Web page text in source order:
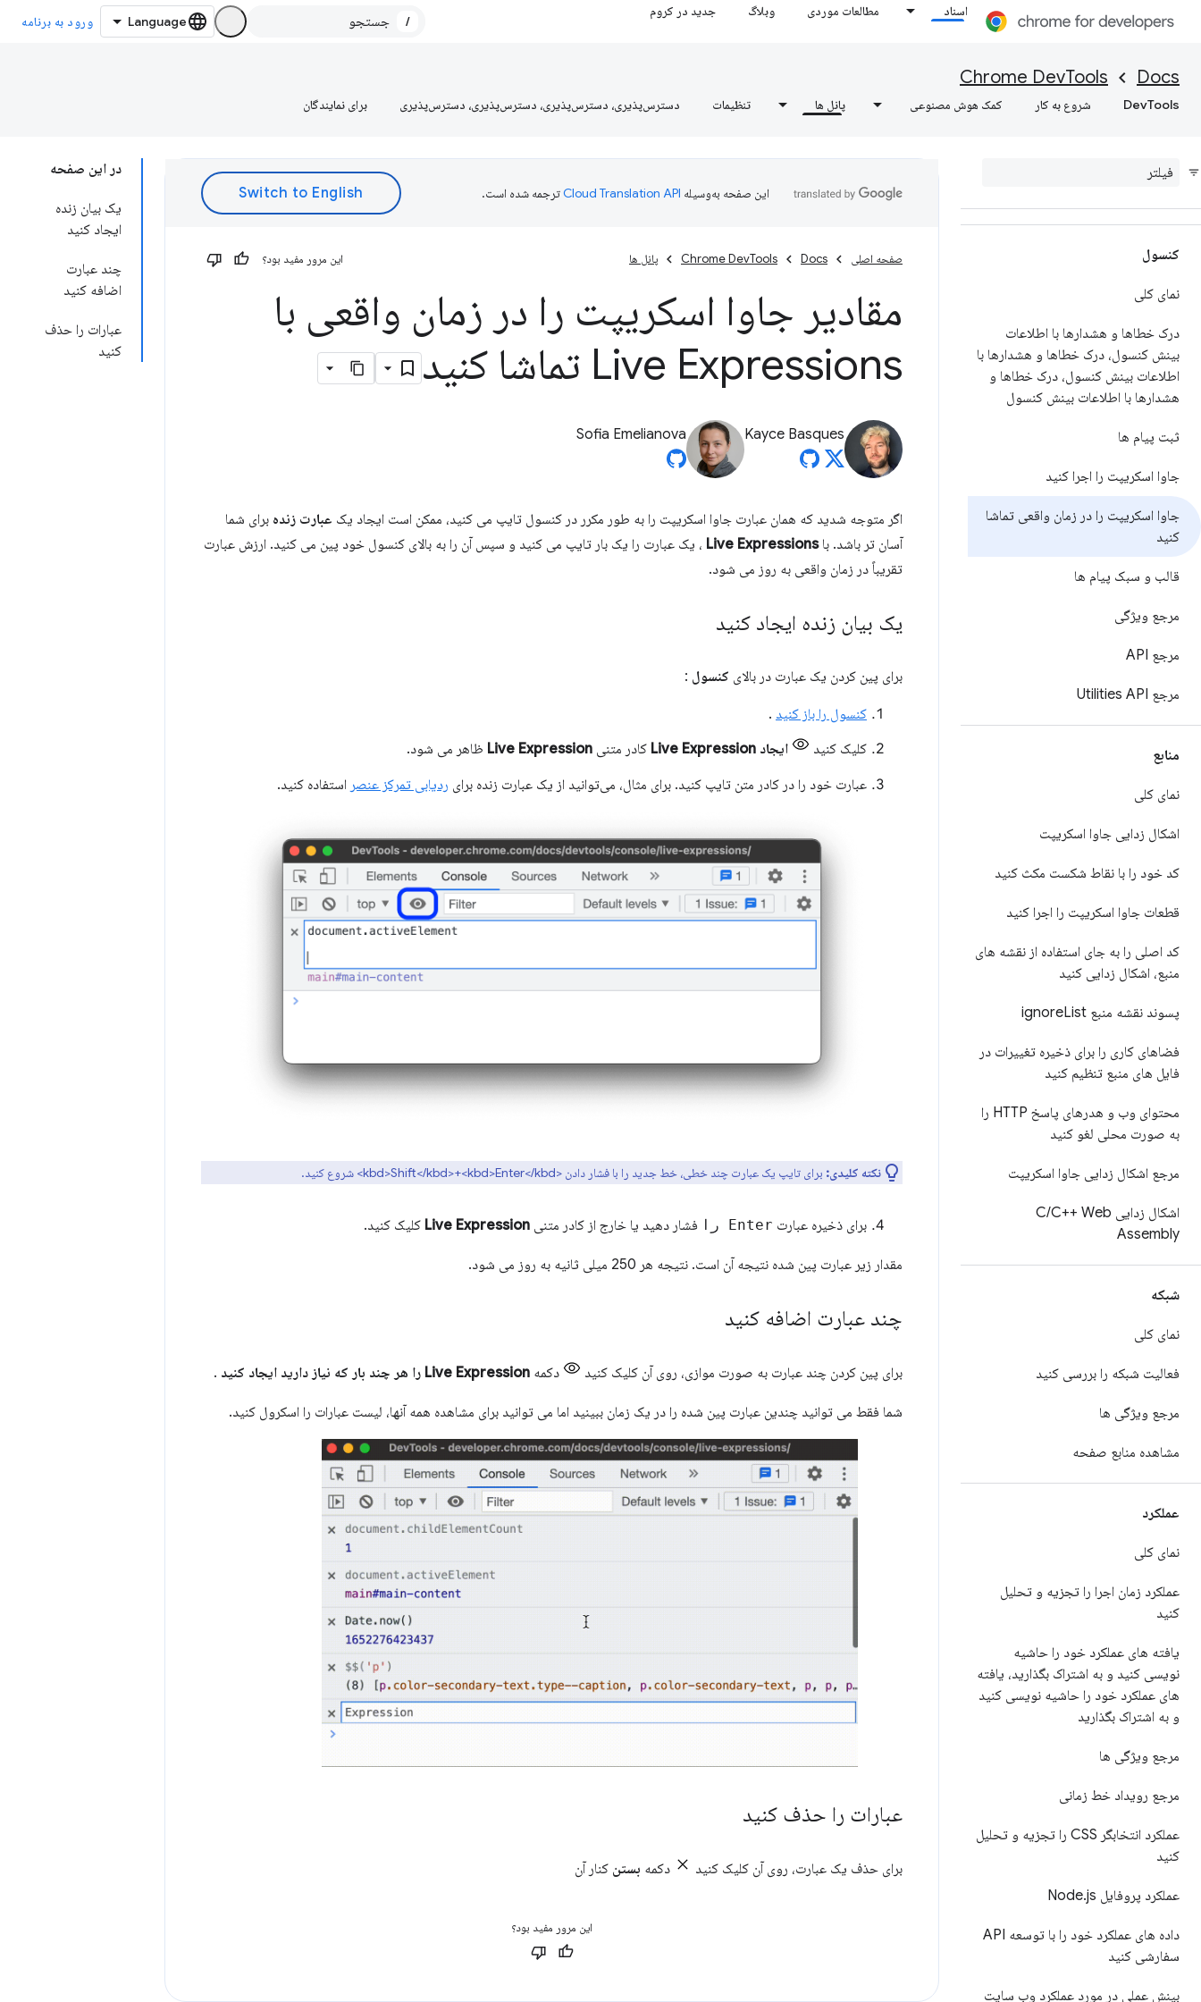
اسناد مطالعات موردی وبلاگ جدید در کروم
/ ورود به برنامه
Docs
Chrome DevTools
DevTools شروع به کار کمک هوش مصنوعی پانل ها تنظیمات دسترس‌پذیری، دسترس‌پذیری، دسترس‌پذیری، دسترس‌پذیری برای نمایندگان
عناصر
کنسول
نمای کلی
درک خطاها و هشدارها با اطلاعات
بینش کنسول، درک خطاها و هشدارها با
اطلاعات بینش کنسول، درک خطاها و
هشدارها با اطلاعات بینش کنسول
ثبت پیام ها
جاوا اسکریپت را اجرا کنید
جاوا اسکریپت را در زمان واقعی تماشا
کنید
قالب و سبک پیام ها
مرجع ویژگی
مرجع API
مرجع Utilities API
منابع
نمای کلی
اشکال زدایی جاوا اسکریپت
کد خود را با نقاط شکست مکث کنید
قطعات جاوا اسکریپت را اجرا کنید
کد اصلی را به جای استفاده از نقشه های
منبع، اشکال زدایی کنید
پسوند نقشه منبع ignore List
فضاهای کاری را برای ذخیره تغییرات در
فایل های منبع تنظیم کنید
محتوای وب و هدرهای پاسخ HTTP را
به صورت محلی لغو کنید
مرجع اشکال زدایی جاوا اسکریپت
اشکال زدایی C /C++ Web
Assembly
شبکه
نمای کلی
فعالیت شبکه را بررسی کنید
مرجع ویژگی ها
مشاهده منابع صفحه
عملکرد
نمای کلی
عملکرد زمان اجرا را تجزیه و تحلیل
کنید
یافته های عملکرد خود را حاشیه
نویسی کنید و به اشتراک بگذارید، یافته
های عملکرد خود را حاشیه نویسی کنید
و به اشتراک بگذارید
مرجع ویژگی ها
مرجع رویداد خط زمانی
عملکرد انتخابگر CSS را تجزیه و تحلیل
کنید
عملکرد پروفایل Node .js
داده های عملکرد خود را با توسعه API
سفارشی کنید
بینش عملی در مورد عملکرد وب سایت
در این صفحه
یک بیان زنده
ایجاد کنید
چند عبارت
اضافه کنید
عبارات را حذف
کنید
این صفحه به‌وسیله ترجمه شده است.
صفحه اصلی Docs
Chrome DevTools پانل ها این مرور مفید بود؟
مقادیر جاوا اسکریپت را در زمان واقعی با
Live Expressions تماشا کنید
Kayce Basques
Sofia Emelianova
اگر متوجه شدید که همان عبارت جاوا اسکریپت را به طور مکرر در کنسول تایپ می کنید، ممکن است ایجاد یک عبارت زنده برای شما
آسان تر باشد. باLive Expressions ، یک عبارت را یک بار تایپ می کنید و سپس آن را به بالای کنسول خود پین می کنید. ارزش عبارت
تقریباً در زمان واقعی به روز می شود.
یک بیان زنده ایجاد کنید
برای پین کردن یک عبارت در بالای کنسول :
کنسول را باز کنید .
کلیک کنید
ایجاد Live Expression کادر متنی Live Expression ظاهر می شود.
عبارت خود را در کادر متن تایپ کنید. برای مثال، می‌توانید از یک عبارت زنده برای ردیابی تمرکز عنصر استفاده کنید.
نکته کلیدی: برای تایپ یک عبارت چند خطی، خط جدید را با فشار دادن <kbd>Shift</kbd>+<kbd>Enter</kbd> شروع کنید.
برای ذخیره عبارت Enter را فشار دهید یا خارج از کادر متنی Live Expression کلیک کنید.
مقدار زیر عبارت پین شده نتیجه آن است. نتیجه هر 250 میلی ثانیه به روز می شود.
چند عبارت اضافه کنید
برای پین کردن چند عبارت به صورت موازی، روی آن کلیک کنید دکمه Live Expression را هر چند بار که نیاز دارید ایجاد کنید .
شما فقط می توانید چندین عبارت پین شده را در یک زمان ببینید اما می توانید برای مشاهده همه آنها، لیست عبارات را اسکرول کنید.
عبارات را حذف کنید
برای حذف یک عبارت، روی آن کلیک کنید دکمه بستن کنار آن
این مرور مفید بود؟